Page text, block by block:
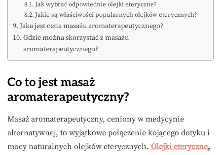
Jak wybrać odpowiednie olejki eteryczne?
Jakie są właściwości popularnych olejków eterycznych?
Jaka jest cena masażu aromaterapeutycznego?
Gdzie można skorzystać z masażu
aromaterapeutycznego?
Co to jest masaż
aromaterapeutyczny?
Masaż aromaterapeutyczny, ceniony w medycynie
alternatywnej, to wyjątkowe połączenie kojącego dotyku i
mocy naturalnych olejków eterycznych. Olejki eteryczne,